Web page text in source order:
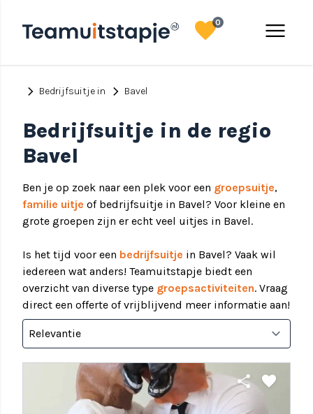
menu
favorite0
chevron_right Bedrijfsuitje in chevron_right Bavel
Bedrijfsuitje in de regio
Bavel
Ben je op zoek naar een plek voor een groepsuitje,
familie uitje of bedrijfsuitje in Bavel? Voor kleine en
grote groepen zijn er echt veel uitjes in Bavel.
Is het tijd voor een bedrijfsuitje in Bavel? Vaak wil
iedereen wat anders! Teamuitstapje biedt een
overzicht van diverse type groepsactiviteiten. Vraag
direct een offerte of vrijblijvend meer informatie aan!
share favorite